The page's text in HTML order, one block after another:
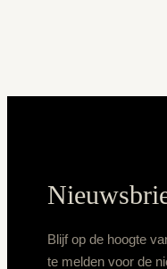
Blijf op de hoogte
te melden voor de